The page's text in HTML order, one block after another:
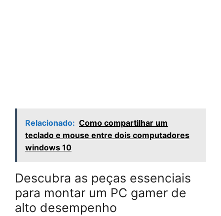
Relacionado: Como compartilhar um
teclado e mouse entre dois computadores
windows 10
Descubra as peças essenciais
para montar um PC gamer de
alto desempenho